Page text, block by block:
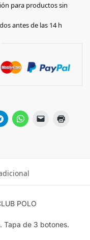
para productos sin
antes de las 14 h
POLO
Tapa de 3 botones.